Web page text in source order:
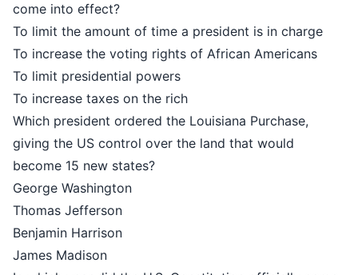
come into effect?
To limit the amount of time a president is in charge
To increase the voting rights of African Americans
To limit presidential powers
To increase taxes on the rich
Which president ordered the Louisiana Purchase,
giving the US control over the land that would
become 15 new states?
George Washington
Thomas Jefferson
Benjamin Harrison
James Madison